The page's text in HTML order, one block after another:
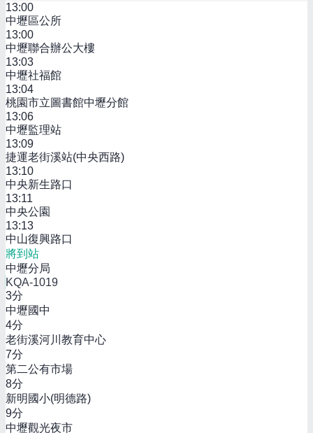
13:00
中壢區公所
13:00
中壢聯合辦公大樓
13:03
中壢社福館
13:04
桃園市立圖書館中壢分館
13:06
中壢監理站
13:09
捷運老街溪站(中央西路)
13:10
中央新生路口
13:11
中央公園
13:13
中山復興路口
將到站
中壢分局
KQA-1019
3分
中壢國中
4分
老街溪河川教育中心
7分
第二公有市場
8分
新明國小(明德路)
9分
中壢觀光夜市